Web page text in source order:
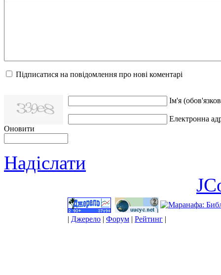
Підписатися на повідомлення про нові коментарі
Оновити
Ім'я
Електронна
Надіслати
| Джерело | Форум | Рейтинг |